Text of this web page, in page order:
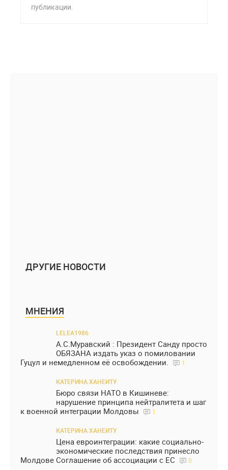
публикации.
ДРУГИЕ НОВОСТИ
МНЕНИЯ
LELEA1986
А.С.Муравский : Президент Санду просто
ОБЯЗАНА издать указ о помиловании
Гуцул и немедленном её освобождении.
1
КАТЕРИНА ХАНЕИТУ
Бюро связи НАТО в Кишиневе:
нарушение принципа нейтралитета и шаг
к военной интеграции Молдовы
1
КАТЕРИНА ХАНЕИТУ
Цена евроинтеграции: какие социально-
экономические последствия принесло
Молдове Соглашение об ассоциации с ЕС
0